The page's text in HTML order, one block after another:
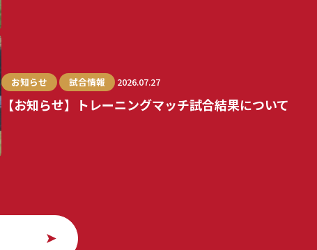
お知らせ 試合情報 2026.07.27
【お知らせ】トレーニングマッチ試合結果について